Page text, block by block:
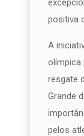
positiva
A
olímpica
resgate
Grande
pelos